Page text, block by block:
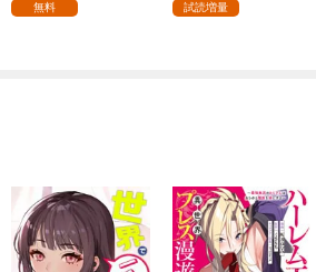
無料 試読増量